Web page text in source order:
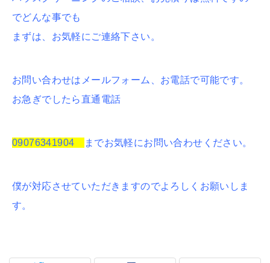
でどんな事でも
まずは、お気軽にご連絡下さい。
お問い合わせはメールフォーム、お電話で可能です。
お急ぎでしたら直通電話
09076341904 までお気軽にお問い合わせください。
僕が対応させていただきますのでよろしくお願いしま
す。